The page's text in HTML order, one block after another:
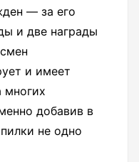
— за его
и две награды
и имеет
многих
добавив в
не одно